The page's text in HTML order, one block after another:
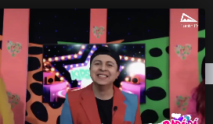
LOCAL NACIONAL